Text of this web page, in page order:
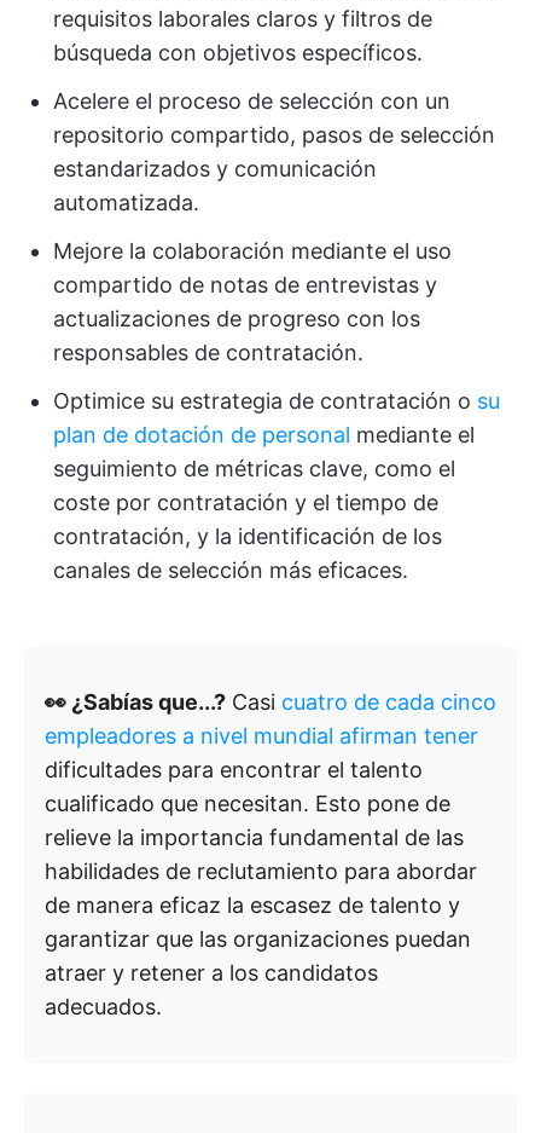
requisitos laborales claros y filtros de
búsqueda con objetivos específicos.
Acelere el proceso de selección con un
repositorio compartido, pasos de selección
estandarizados y comunicación
automatizada.
Mejore la colaboración mediante el uso
compartido de notas de entrevistas y
actualizaciones de progreso con los
responsables de contratación.
Optimice su estrategia de contratación o su
plan de dotación de personal mediante el
seguimiento de métricas clave, como el
coste por contratación y el tiempo de
contratación, y la identificación de los
canales de selección más eficaces.
👀 ¿Sabías que...? Casi cuatro de cada cinco
empleadores a nivel mundial afirman tener
dificultades para encontrar el talento
cualificado que necesitan. Esto pone de
relieve la importancia fundamental de las
habilidades de reclutamiento para abordar
de manera eficaz la escasez de talento y
garantizar que las organizaciones puedan
atraer y retener a los candidatos
adecuados.